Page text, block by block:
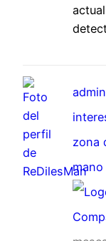
admin
zona
mano